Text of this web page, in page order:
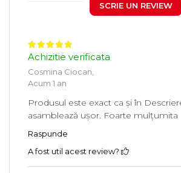
SCRIE UN REVIEW
Achizitie verificata
Cosmina Ciocan,
Acum 1 an
Produsul este exact ca și în
asamblează ușor. Foarte mulțumita
Raspunde
A fost util acest review?